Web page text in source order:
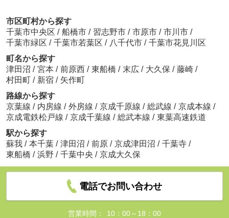
市区町村から探す
千葉市中央区 / 船橋市 / 習志野市 / 市原市 / 市川市 /
千葉市緑区 / 千葉市若葉区 / 八千代市 / 千葉市花見川区
町名から探す
津田沼 / 宮本 / 前原西 / 東船橋 / 末広 / 大久保 / 藤崎 /
村田町 / 新宿 / 矢作町
路線から探す
京葉線 / 内房線 / 外房線 / 京成千原線 / 総武線 / 京成本線 /
京成電鉄松戸線 / 京成千葉線 / 総武本線 / 東葉高速鉄道
駅から探す
蘇我 / 本千葉 / 津田沼 / 前原 / 京成津田沼 / 千葉寺 /
東船橋 / 浜野 / 千葉中央 / 京成大久保
電話でお問い合わせ
営業時間：
10：00～18：00